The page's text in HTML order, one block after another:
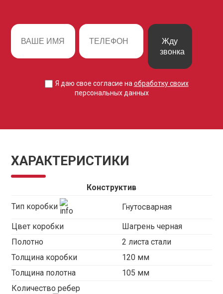
Жду
звонка
Я даю свое согласие на обработку своих
персональных данных
ХАРАКТЕРИСТИКИ
Конструктив
Тип коробки Гнутосварная
Цвет коробки
Шагрень черная
Полотно
2 листа стали
Толщина коробки
120 мм
Толщина полотна
105 мм
Количество ребер